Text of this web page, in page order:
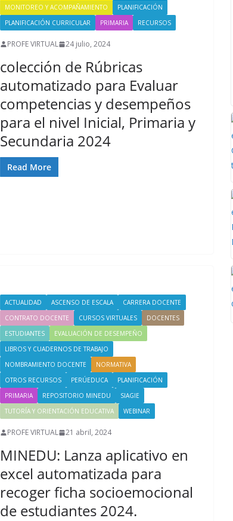
MONITOREO Y ACOMPAÑAMIENTO
PLANIFICACIÓN
PLANIFICACIÓN CURRICULAR
PRIMARIA RECURSOS
PROFE VIRTUAL 24 julio, 2024
colección de Rúbricas
automatizado para Evaluar
competencias y desempeños
para el nivel Inicial, Primaria y
Secundaria 2024
Read More
ACTUALIDAD ASCENSO DE ESCALA
CARRERA DOCENTE
CONTRATO DOCENTE
CURSOS VIRTUALES
DOCENTES
ESTUDIANTES
EVALUACIÓN DE DESEMPEÑO
LIBROS Y CUADERNOS DE TRABAJO
NOMBRAMIENTO DOCENTE
NORMATIVA
OTROS RECURSOS
PERÚEDUCA
PLANIFICACIÓN
PRIMARIA
REPOSITORIO MINEDU
SIAGIE
TUTORÍA Y ORIENTACIÓN EDUCATIVA
WEBINAR
PROFE VIRTUAL 21 abril, 2024
MINEDU: Lanza aplicativo en
excel automatizada para
recoger ficha socioemocional
de estudiantes 2024.